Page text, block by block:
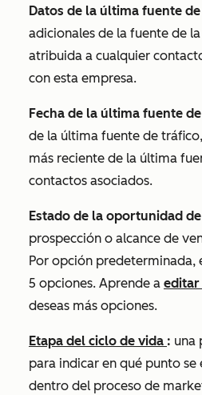
Datos de la última fuente
adicionales de la fuente de
atribuida a cualquier
con esta empresa.
Fecha de la última fuente
de la última fuente de
más reciente de la última
contactos asociados.
Estado de la oportunidad
prospección o alcance de
Por opción predeterminada,
5 opciones. Aprende a editar
deseas más opciones.
Etapa del ciclo de vida : una
para indicar en qué punto se
dentro del proceso de